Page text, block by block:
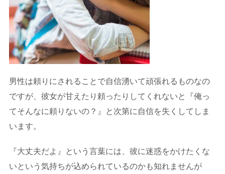
男性は頼りにされることで自信湧いて頑張れるものなの
ですが、彼女が甘えたり頼ったりしてくれないと『俺っ
てそんなに頼りないの？』と次第に自信を失くしてしま
います。
『大丈夫だよ』という言葉には、彼に迷惑をかけたくな
いという気持ちが込められているのかも知れませんが